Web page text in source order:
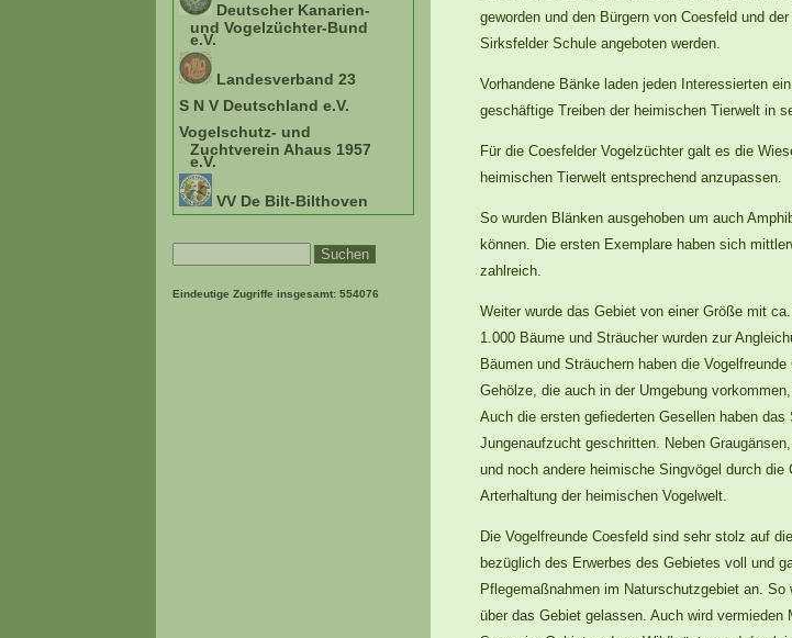
Deutscher Kanarien-
und Vogelzüchter-Bund
e.V.
Landesverband 23
S N V Deutschland e.V.
Vogelschutz- und
Zuchtverein Ahaus 1957
e.V.
VV De Bilt-Bilthoven
Eindeutige Zugriffe insgesamt: 554076
geworden und den Bürgern von Coesfeld und
Sirksfelder Schule angeboten werden.
Vorhandene Bänke laden jeden Interessierten
geschäftige Treiben der heimischen Tierwelt in
Für die Coesfelder Vogelzüchter galt es die
heimischen Tierwelt entsprechend anzupassen.
So wurden Blänken ausgehoben um auch
können. Die ersten Exemplare haben sich
zahlreich.
Weiter wurde das Gebiet von einer Größe mit
1.000 Bäume und Sträucher wurden zur
Bäumen und Sträuchern haben die
Gehölze, die auch in der Umgebung
Auch die ersten gefiederten Gesellen haben
Jungenaufzucht geschritten. Neben
und noch andere heimische Singvögel durch
Arterhaltung der heimischen Vogelwelt.
Die Vogelfreunde Coesfeld sind sehr stolz auf
bezüglich des Erwerbes des Gebietes voll und
Pflegemaßnahmen im Naturschutzgebiet an.
über das Gebiet gelassen. Auch wird